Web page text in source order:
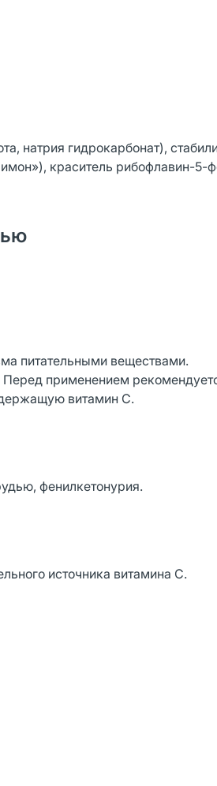
натрия гидрокарбонат),
краситель рибофлавин-5-
питательными веществами.
применением
витамин С.
фенилкетонурия.
источника витамина С.